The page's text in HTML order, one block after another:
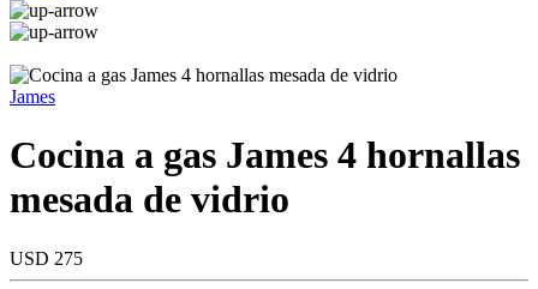
James
Cocina a gas James 4 hornallas
mesada de vidrio
USD 275